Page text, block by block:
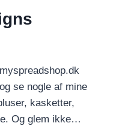
se nogle af mine
kasketter,
Og glem ikke…